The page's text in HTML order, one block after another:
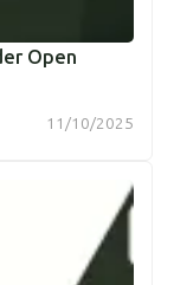
Open
11/10/2025